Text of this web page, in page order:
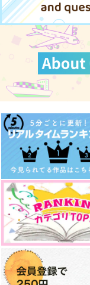
944円 （税込）
轟焦凍×緑谷出久
サンプル
作品詳細
あたたかな午後
蒼い
629 （税込）
ホークス×エンデヴァー
ECHOES
dunno.
944 円（税込）
僕のヒーローアカデミア
爆豪勝己×切島鋭児郎
サンプル
カート
サンプル
作品詳細